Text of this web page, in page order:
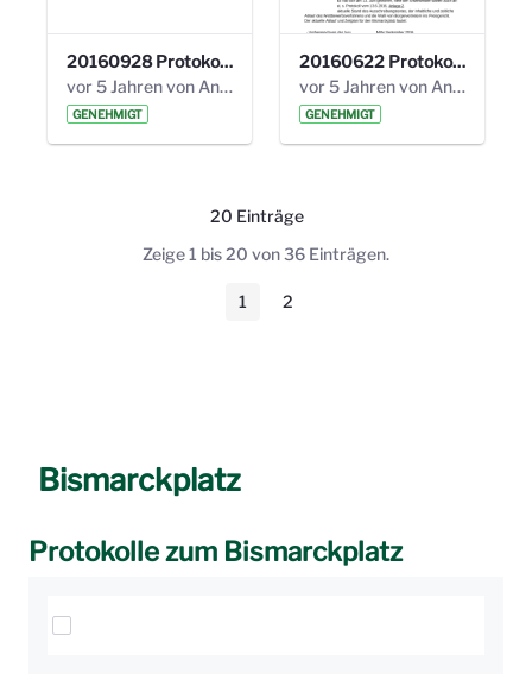
20160928 Protokoll 17. Steuerungskreis.pdf
vor 5 Jahren von Anni Schlumberger
GENEHMIGT
20160622 Protokoll 16. Steuerungskreis.pdf
vor 5 Jahren von Anni Schlumberger
GENEHMIGT
20 Einträge
Pro Seite
Zeige 1 bis 20 von 36 Einträgen.
Seite
1 Seite
2
Bismarckplatz
Protokolle zum Bismarckplatz
Elemente auswählen